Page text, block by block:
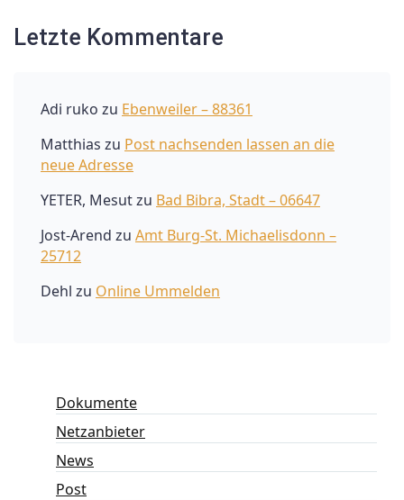
Letzte Kommentare
Adi ruko zu Ebenweiler – 88361
Matthias zu Post nachsenden lassen an die
neue Adresse
YETER, Mesutzu Bad Bibra, Stadt – 06647
Jost-Arend zu Amt Burg-St. Michaelisdonn –
25712
Dehl zu Online Ummelden
Dokumente
Netzanbieter
News
Post